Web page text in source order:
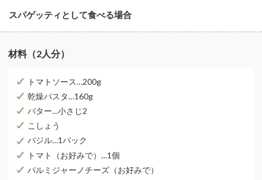
スパゲッティとして⾷べる場合
材料（2人分）
トマトソース…200g
乾燥パスタ…160g
バター…⼩さじ2
こしょう
バジル…1パック
トマト（お好みで）…1個
パルミジャーノチーズ（お好みで）